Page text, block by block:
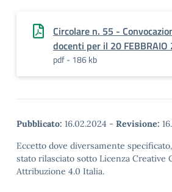
Circolare n. 55 -
docenti per il 20 FEBBRAIO
pdf - 186 kb
Pubblicato: 16.02.2024 - Revisione:
Eccetto dove diversamente
stato rilasciato sotto Licenza Creative
Attribuzione 4.0 Italia.